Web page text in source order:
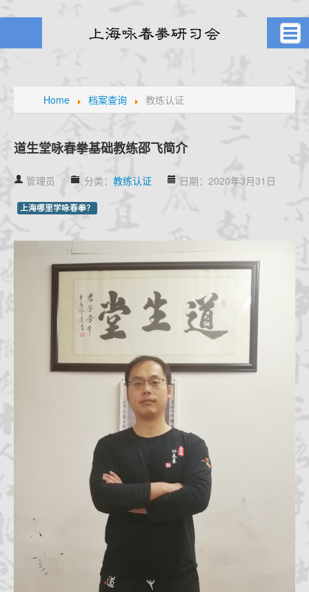
武者之风
学员风采
新闻旧闻
武林掌故
名家论拳
咏春拳经
档案查询
教练认证
Home 档案查询 教练认证
道生堂咏春拳基础教练邵飞简介
管理员 分类： 教练认证 日期：2020年3月31日
上海哪里学咏春拳？